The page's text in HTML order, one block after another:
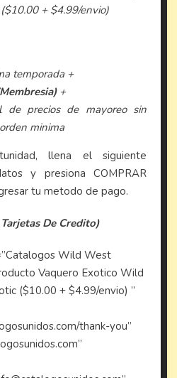
+ $4.99/envio)
temporada +
+
de precios de mayoreo sin
minima
llena el siguiente
y presiona COMPRAR
tu metodo de pago.
De Credito)
Wild West
Vaquero Exotico Wild
($10.00 + $4.99/envio) ”
thank-you”